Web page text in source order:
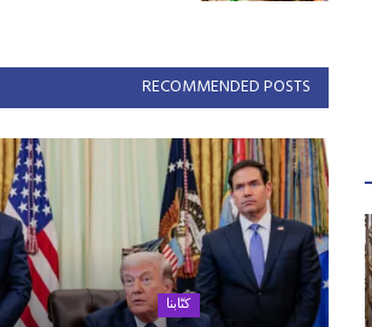
RECOMMENDED POSTS
كتّابنا